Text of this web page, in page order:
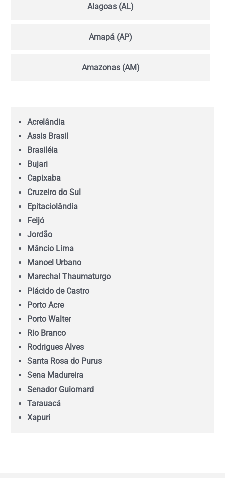
Alagoas (AL)
Amapá (AP)
Amazonas (AM)
Acrelândia
Assis Brasil
Brasiléia
Bujari
Capixaba
Cruzeiro do Sul
Epitaciolândia
Feijó
Jordão
Mâncio Lima
Manoel Urbano
Marechal Thaumaturgo
Plácido de Castro
Porto Acre
Porto Walter
Rio Branco
Rodrigues Alves
Santa Rosa do Purus
Sena Madureira
Senador Guiomard
Tarauacá
Xapuri